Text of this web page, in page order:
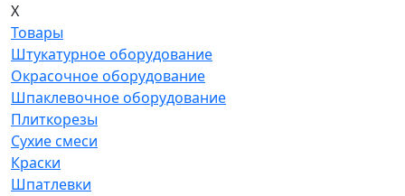
X
Товары
Штукатурное оборудование
Окрасочное оборудование
Шпаклевочное оборудование
Плиткорезы
Сухие смеси
Краски
Шпатлевки